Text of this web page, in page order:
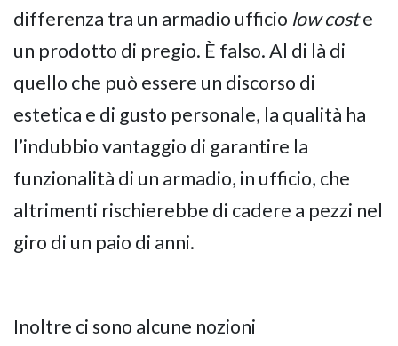
differenza tra un armadio ufficio low coste
un prodotto di pregio. È falso. Al di là di
quello che può essere un discorso di
estetica e di gusto personale, la qualità ha
l’indubbio vantaggio di garantire la
funzionalità di un armadio, in ufficio, che
altrimenti rischierebbe di cadere a pezzi nel
giro di un paio di anni.
Inoltre ci sono alcune nozioni